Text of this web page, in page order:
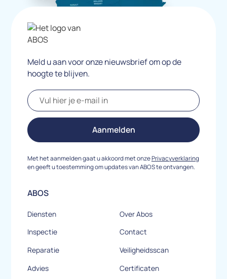
Meld u aan voor onze nieuwsbrief om op de
hoogte te blijven.
Met het aanmelden gaat u akkoord met onzePrivacyverklaring
en geeft u toestemming om updates van ABOS te ontvangen.
ABOS
Diensten
Inspectie
Reparatie
Advies
Over Abos
Contact
Veiligheidsscan
Certificaten